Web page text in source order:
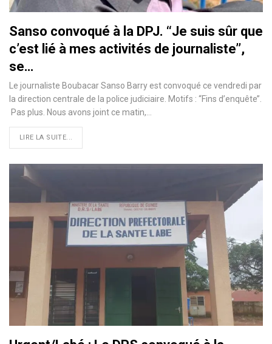
Sanso convoqué à la DPJ. ‘‘Je suis sûr que
c’est lié à mes activités de journaliste’’,
se…
Le journaliste Boubacar Sanso Barry est convoqué ce vendredi par
la direction centrale de la police judiciaire. Motifs : ‘‘Fins d’enquête’’.
Pas plus. Nous avons joint ce matin,…
LIRE LA SUITE...